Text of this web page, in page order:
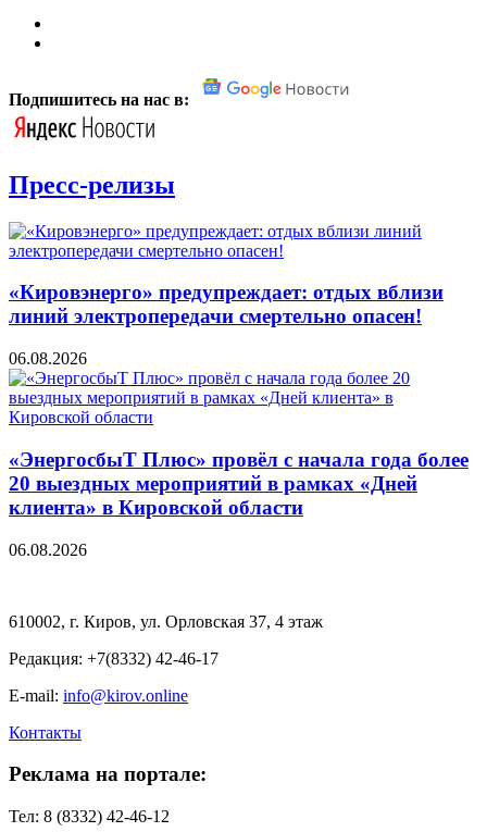
Подпишитесь на нас в:
Пресс-релизы
«Кировэнерго» предупреждает: отдых вблизи
линий электропередачи смертельно опасен!
06.08.2026
«ЭнергосбыТ Плюс» провёл с начала года более
20 выездных мероприятий в рамках «Дней
клиента» в Кировской области
06.08.2026
610002, г. Киров, ул. Орловская 37, 4 этаж
Редакция: +7(8332) 42-46-17
E-mail: info@kirov.online
Контакты
Реклама на портале:
Тел: 8 (8332) 42-46-12